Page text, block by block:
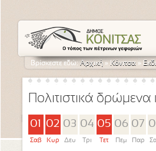
Βρίσκεστε εδώ:Αρχική » Κόνιτσα »
Πολιτιστικά
01
Σαβ
02
Κυρ
03
Δευ
04
Τρι
05
Τετ
06
Πεμ
07
Παρ